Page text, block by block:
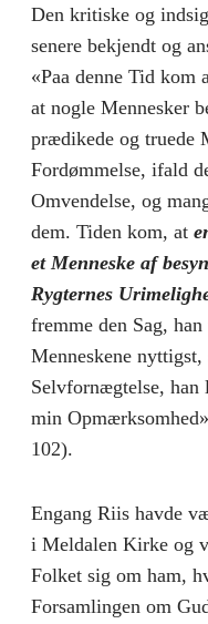
Den kritiske og
senere bekjendt og
«Paa denne Tid
at nogle Mennesker
prædikede og truede
Fordømmelse, ifald
Omvendelse, og
dem. Tiden kom, at
et Menneske af
Rygternes
fremme den Sag,
Menneskene
Selvfornægtelse,
min
102).
Engang Riis havde
i Meldalen Kirke og
Folket sig om ham,
Forsamlingen om